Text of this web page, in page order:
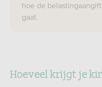
hoe de
gaat.
Hoeveel krijgt je